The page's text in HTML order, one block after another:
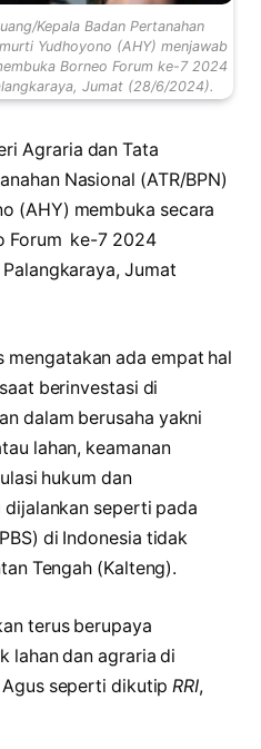
Kepala Badan Pertanahan
Yudhoyono (AHY) menjawab
Borneo Forum ke-7 2024
Jumat (28/6/2024).
Agraria dan Tata
Nasional (ATR/BPN)
(AHY) membuka secara
Forum ke-7 2024
Jumat
mengatakan ada empat hal
berinvestasi di
dalam berusaha yakni
lahan, keamanan
hukum dan
seperti pada
di Indonesia tidak
Tengah (Kalteng).
terus berupaya
lahan dan agraria di
Agus seperti dikutip RRI,